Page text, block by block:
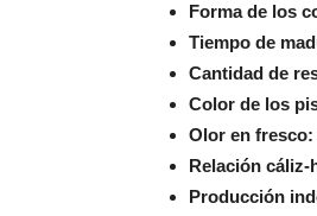
Forma de los
Tiempo de
Cantidad de
Color de los
Olor en fresco:
Relación cáliz-
Producción